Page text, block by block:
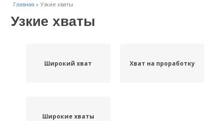
Главная »Узкие хваты
Узкие хваты
Широкий хват Хват на проработку
Широкие хваты